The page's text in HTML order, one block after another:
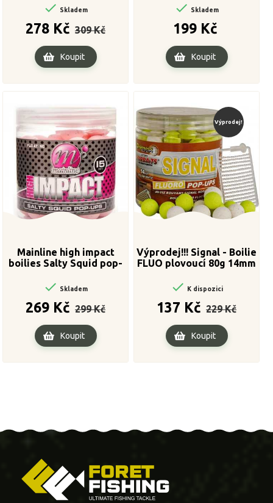
 Skladem
278 Kč
cena
309 Kč
Koupit
 Skladem
199 Kč
Koupit
Mainline high impact
boilies Salty Squid pop-
 Skladem
269 Kč
cena
299 Kč
Koupit
Výprodej!
Výprodej!!! Signal - Boilie
FLUO plovoucí 80g 14mm
 K dispozici
137 Kč
cena
229 Kč
Koupit